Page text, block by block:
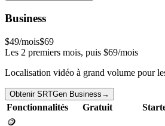
Business
$49/mois$69
Les 2 premiers mois, puis $69/mois
Localisation vidéo à grand volume pour
Obtenir SRTGen Business →
Fonctionnalités Gratuit
🪙